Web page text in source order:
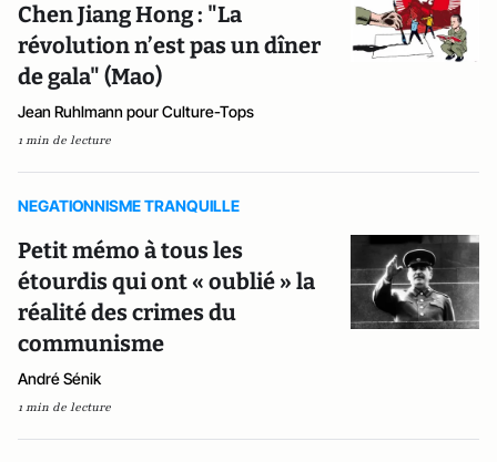
Chen Jiang Hong : "La
révolution n’est pas un dîner
de gala" (Mao)
Jean Ruhlmann pour Culture-Tops
1 min de lecture
NEGATIONNISME TRANQUILLE
Petit mémo à tous les
étourdis qui ont « oublié » la
réalité des crimes du
communisme
André Sénik
1 min de lecture